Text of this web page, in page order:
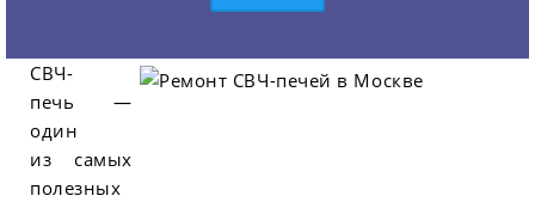
СВЧ-
печь —
один
из самых
полезных